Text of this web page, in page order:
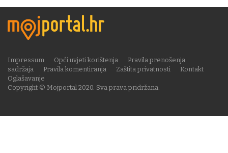
Copyright © Mojportal 2020. Sva prava pridržana.
Impressum Opći uvjeti korištenja
Pravila prenošenja
sadržaja
Pravila komentiranja Zaštita privatnosti
Kontakt
Oglašavanje